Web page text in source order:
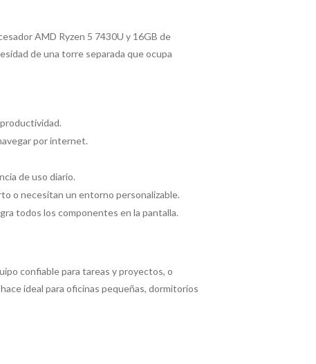
AMD Ryzen 5 7430U y 16GB de
de una torre separada que ocupa
por internet.
de uso diario.
o necesitan un entorno personalizable.
todos los componentes en la pantalla.
confiable para tareas y proyectos, o
ideal para oficinas pequeñas, dormitorios